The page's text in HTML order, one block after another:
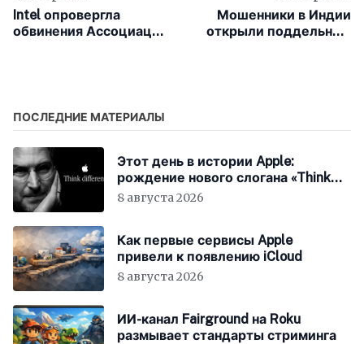
Intel опровергла
обвинения Ассоциации
Мошенники в Индии
открыли поддельный
ПОСЛЕДНИЕ МАТЕРИАЛЫ
Этот день в истории Apple:
рождение нового слогана «Think
Different»
8 августа 2026
Как первые сервисы Apple
привели к появлению iCloud
8 августа 2026
ИИ-канал Fairground на Roku
размывает стандарты стриминга